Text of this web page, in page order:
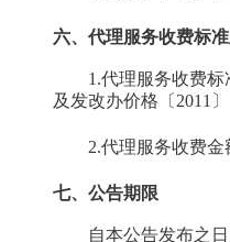
六、代理服务收费标
1.代理服务收费标
及发改办价格〔2011
2.代理服务收费
七、公告期限
自本公告发布之